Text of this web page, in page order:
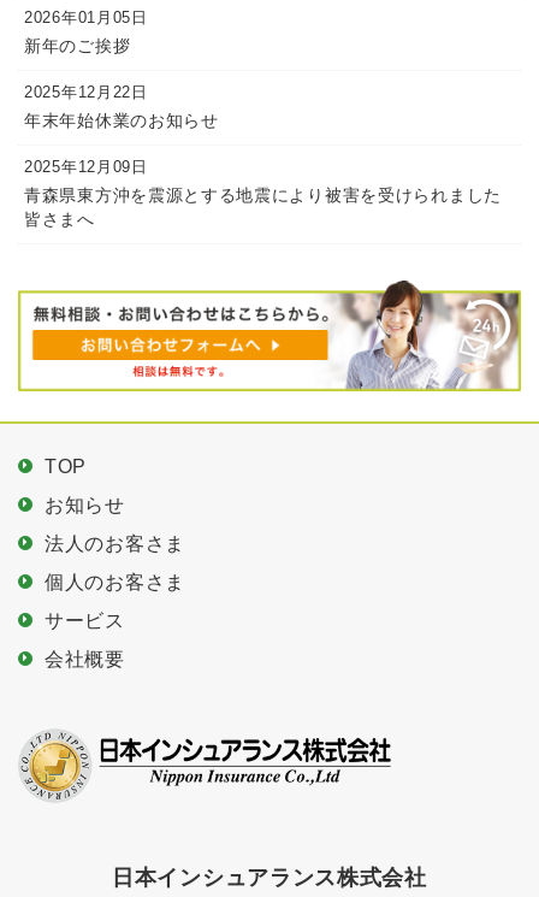
2026年01月05日
新年のご挨拶
2025年12月22日
年末年始休業のお知らせ
2025年12月09日
青森県東方沖を震源とする地震により被害を受けられました
皆さまへ
TOP
お知らせ
法人のお客さま
個人のお客さま
サービス
会社概要
日本インシュアランス株式会社